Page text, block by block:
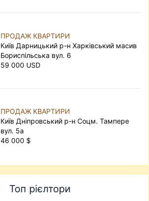
ПРОДАЖ КВАРТИРИ
Київ Дарницький р-н Харківський масив
Бориспільська вул. 6
59 000 USD
ПРОДАЖ КВАРТИРИ
Київ Дніпровський р-н Соцм. Тампере
вул. 5а
46 000 $
Топ рієлтори